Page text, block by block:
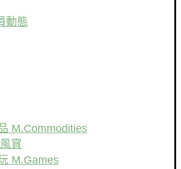
動態
M.Commodities
賞
M.Games